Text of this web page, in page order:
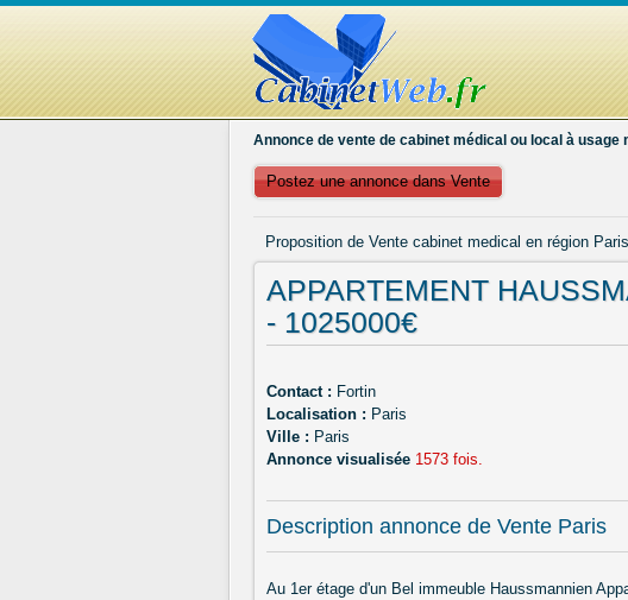
Annonce de vente de cabinet médical ou local à usage
Postez une annonce dans Vente
Proposition de Vente cabinet medical en région Paris
APPARTEMENT
- 1025000€
Contact : Fortin
Localisation : Paris
Ville : Paris
Annonce visualisée 1573 fois.
Description annonce de Vente Paris
Au 1er étage d'un Bel immeuble Haussmannien